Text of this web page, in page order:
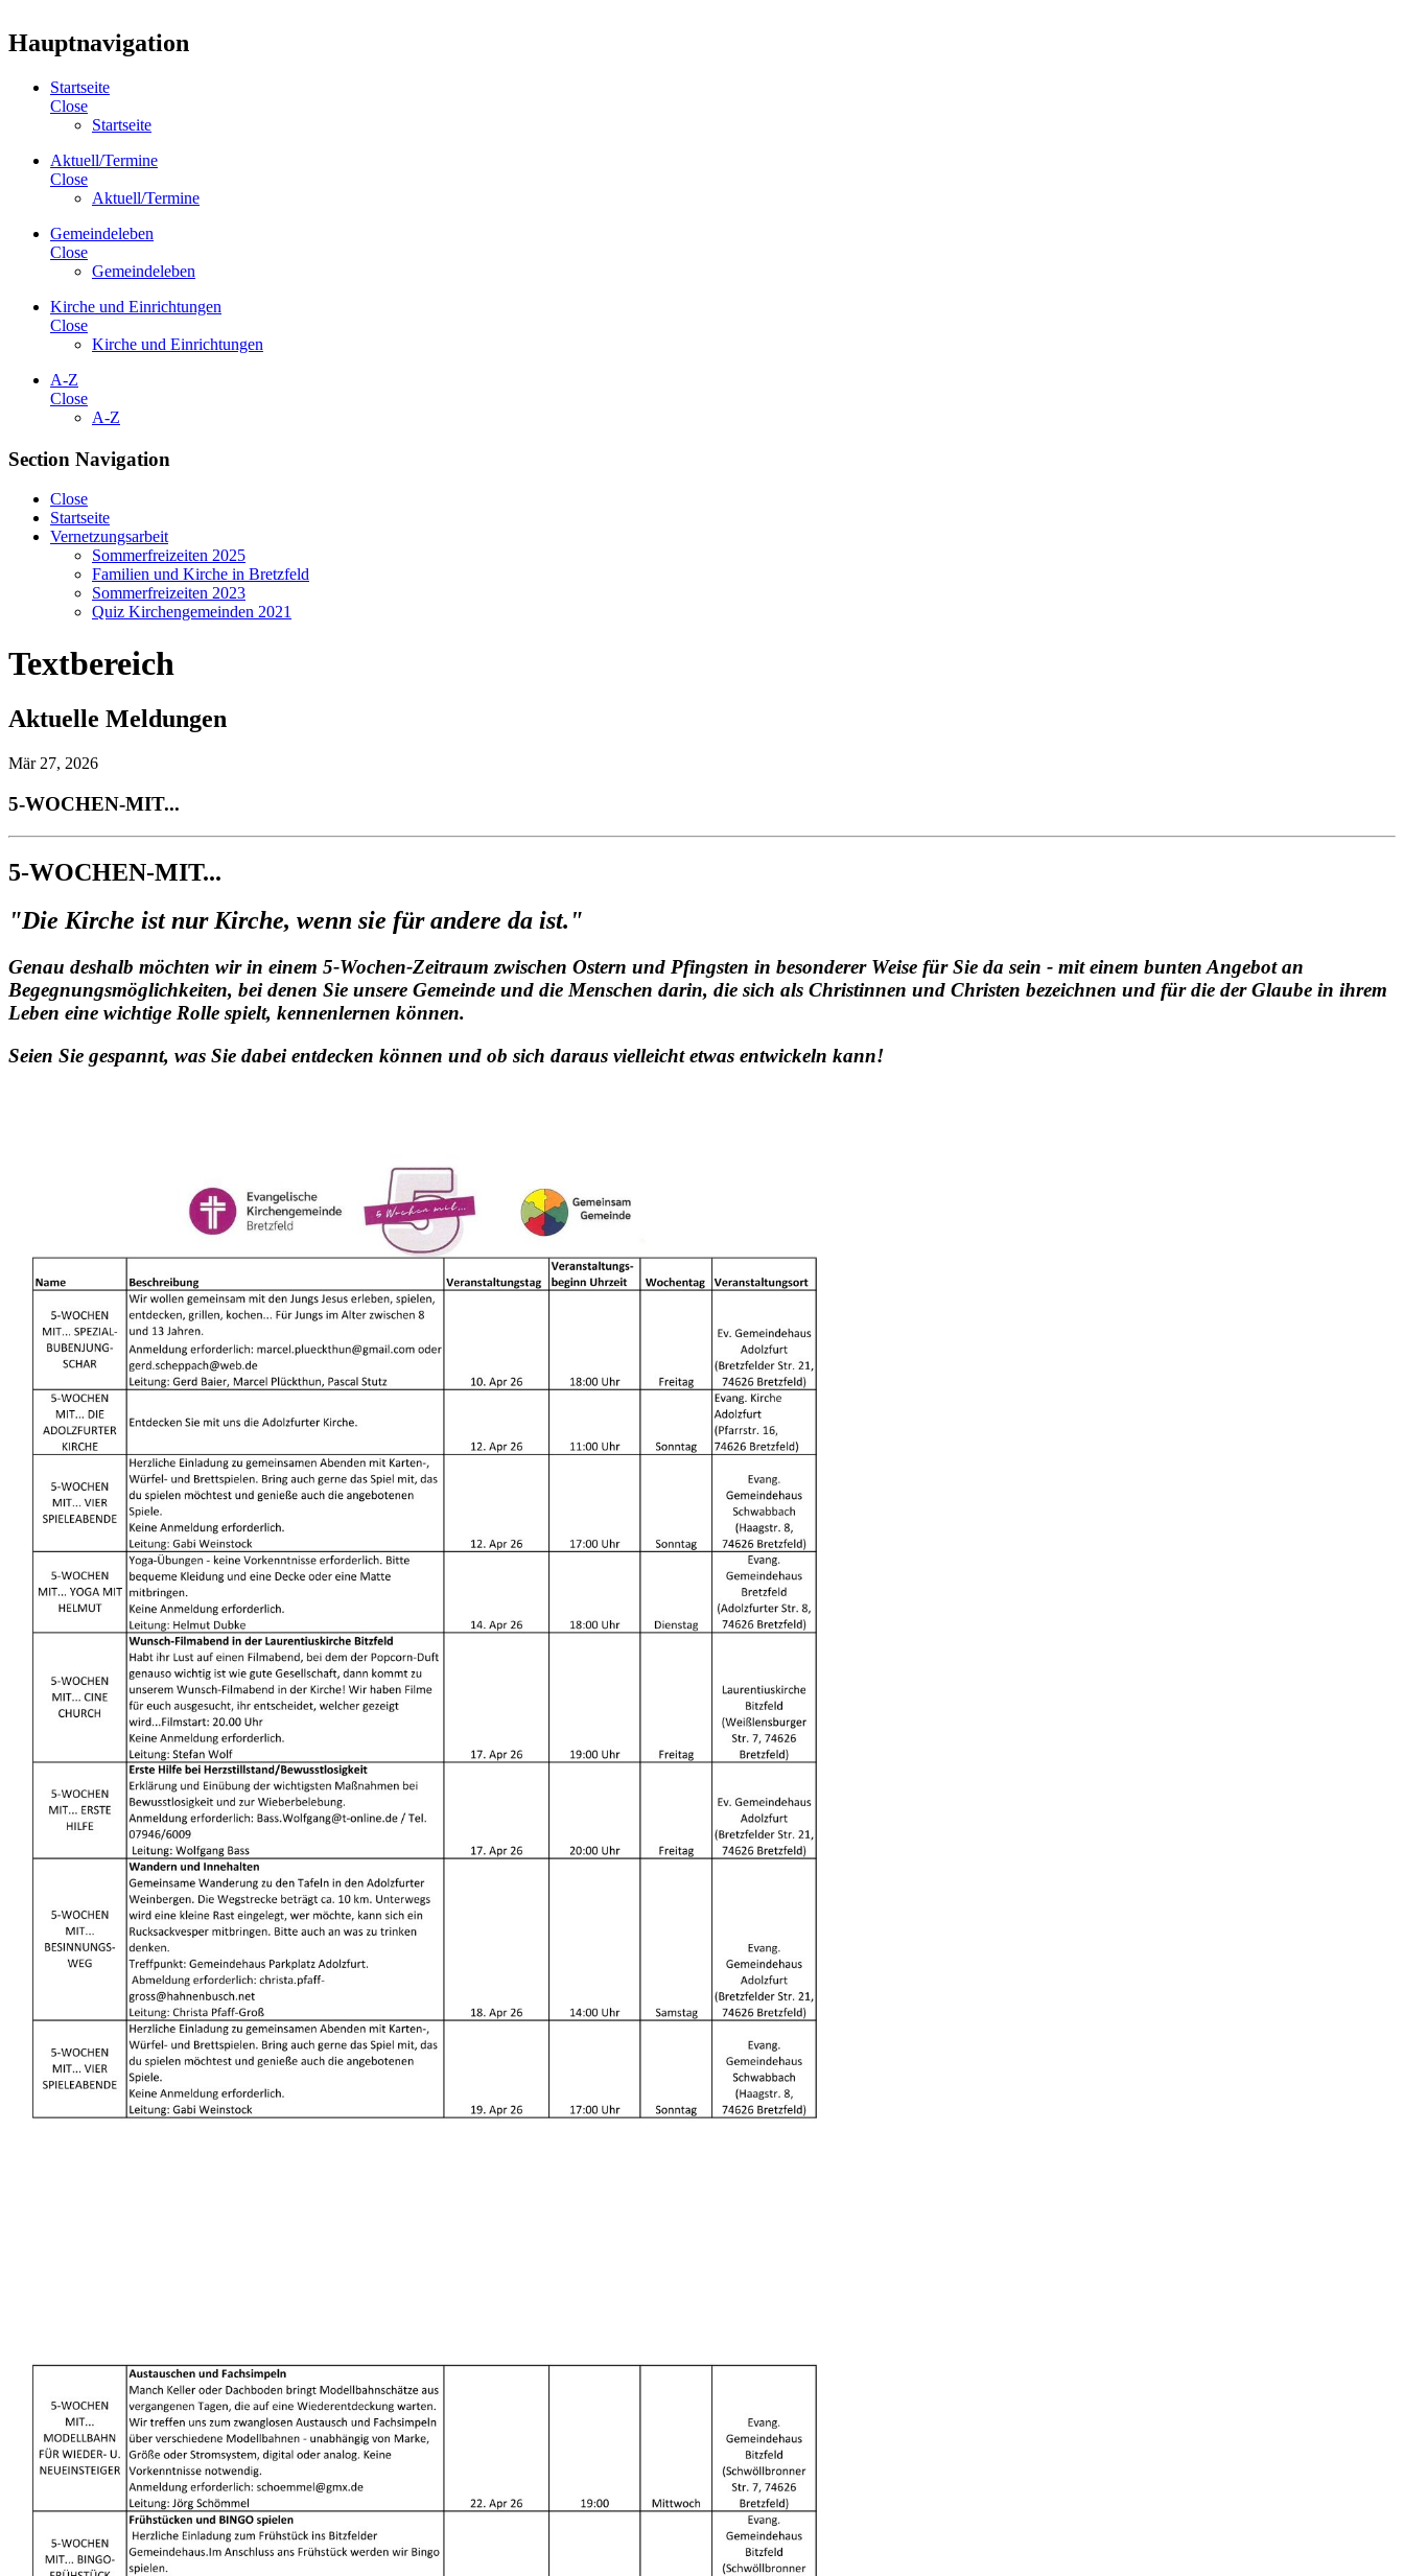
Hauptnavigation
Startseite
Close
Startseite
Aktuell/Termine
Close
Aktuell/Termine
Gemeindeleben
Close
Gemeindeleben
Kirche und Einrichtungen
Close
Kirche und Einrichtungen
A-Z
Close
A-Z
Section Navigation
Close
Startseite
Vernetzungsarbeit
Sommerfreizeiten 2025
Familien und Kirche in Bretzfeld
Sommerfreizeiten 2023
Quiz Kirchengemeinden 2021
Textbereich
Aktuelle Meldungen
Mär 27, 2026
5-WOCHEN-MIT...
5-WOCHEN-MIT...
"Die Kirche ist nur Kirche, wenn sie für andere da ist."
Genau deshalb möchten wir in einem 5-Wochen-Zeitraum zwischen Ostern und Pfingsten in besonderer Weise für Sie da sein - mit einem bunten Angebot an
Begegnungsmöglichkeiten, bei denen Sie unsere Gemeinde und die Menschen darin, die sich als Christinnen und Christen bezeichnen und für die der Glaube in ihrem
Leben eine wichtige Rolle spielt, kennenlernen können.
Seien Sie gespannt, was Sie dabei entdecken können und ob sich daraus vielleicht etwas entwickeln kann!